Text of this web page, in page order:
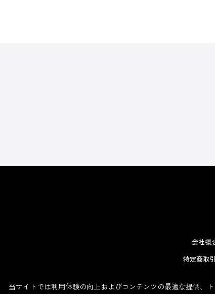
会社概
特定商取
当サイトでは利用体験の向上およびコンテンツの最適な提供、